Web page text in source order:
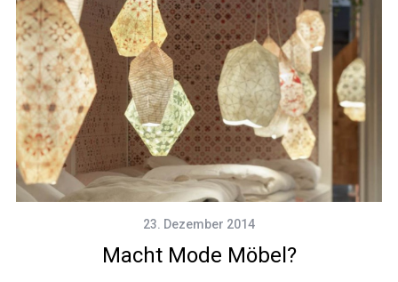
23. Dezember 2014
Macht Mode Möbel?